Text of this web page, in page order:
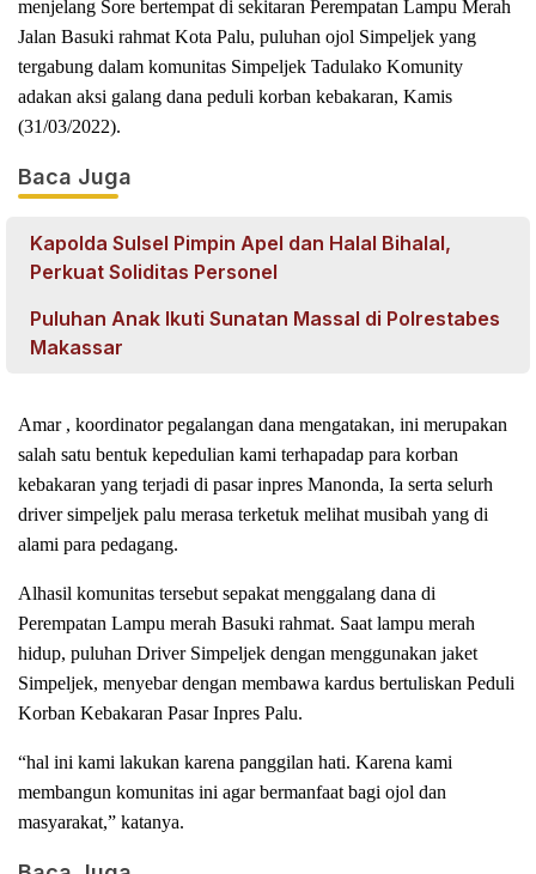
menjelang Sore bertempat di sekitaran Perempatan Lampu Merah
Jalan Basuki rahmat Kota Palu, puluhan ojol Simpeljek yang
tergabung dalam komunitas Simpeljek Tadulako Komunity
adakan aksi galang dana peduli korban kebakaran, Kamis
(31/03/2022).
Baca Juga
Kapolda Sulsel Pimpin Apel dan Halal Bihalal,
Perkuat Soliditas Personel
Puluhan Anak Ikuti Sunatan Massal di Polrestabes
Makassar
Amar , koordinator pegalangan dana mengatakan, ini merupakan
salah satu bentuk kepedulian kami terhapadap para korban
kebakaran yang terjadi di pasar inpres Manonda, Ia serta selurh
driver simpeljek palu merasa terketuk melihat musibah yang di
alami para pedagang.
Alhasil komunitas tersebut sepakat menggalang dana di
Perempatan Lampu merah Basuki rahmat. Saat lampu merah
hidup, puluhan Driver Simpeljek dengan menggunakan jaket
Simpeljek, menyebar dengan membawa kardus bertuliskan Peduli
Korban Kebakaran Pasar Inpres Palu.
“hal ini kami lakukan karena panggilan hati. Karena kami
membangun komunitas ini agar bermanfaat bagi ojol dan
masyarakat,” katanya.